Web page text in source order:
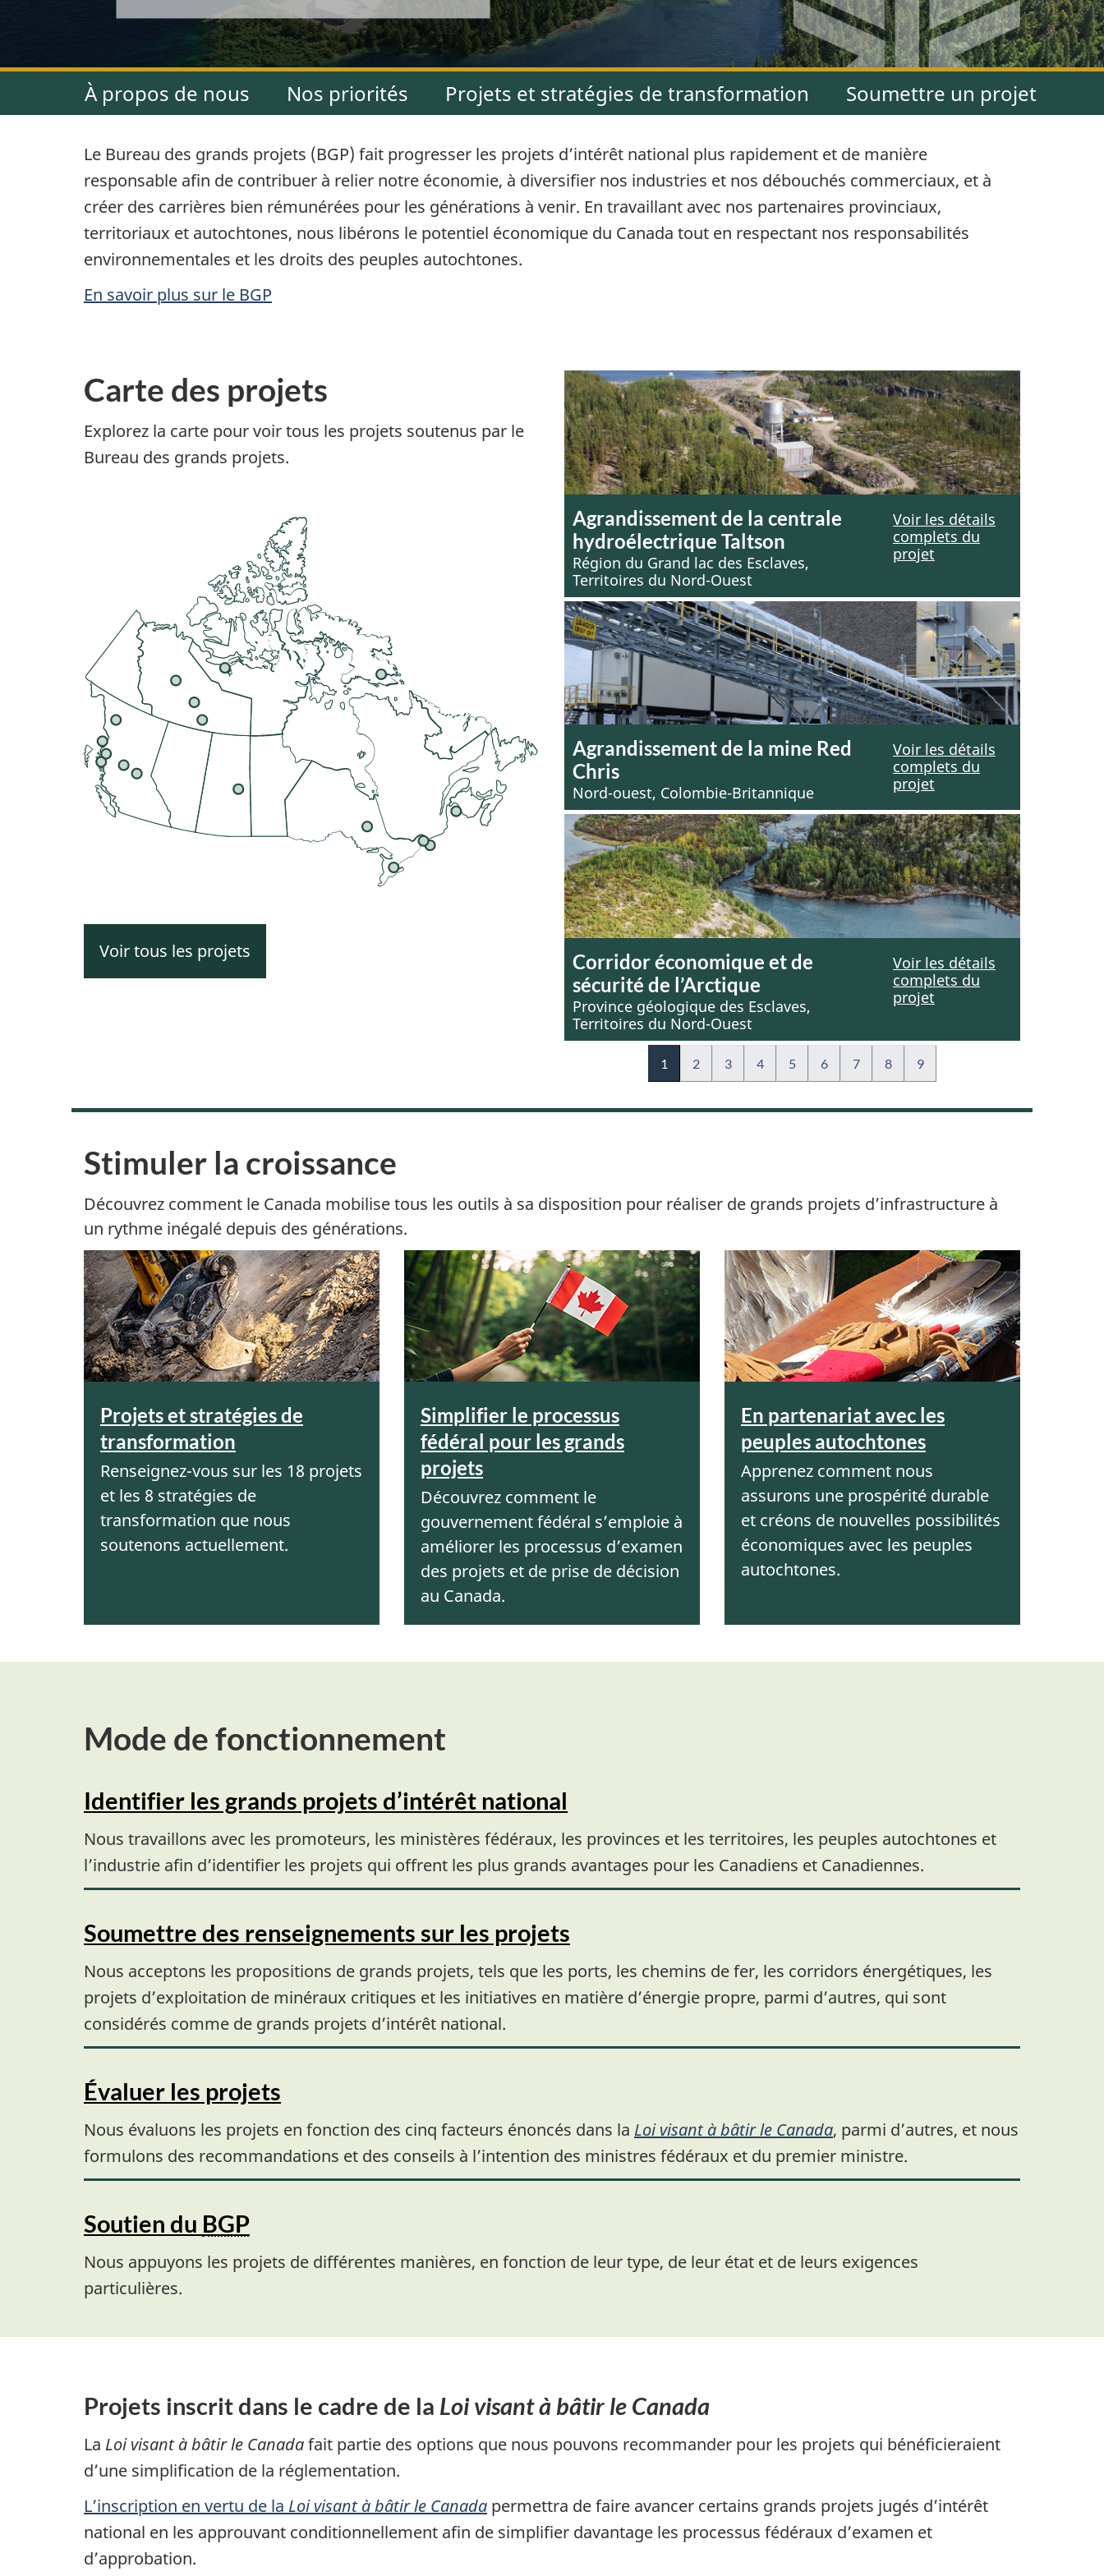
l
a
l
a
n
g
u
c
:
e
s
À propos de nous Nos priorités Projets et stratégies de transformation Soumettre un projet
Le Bureau des grands projets (BGP) fait progresser les projets d’intérêt national plus rapidement et de manière
responsable afin de contribuer à relier notre économie, à diversifier nos industries et nos débouchés commerciaux, et à
créer des carrières bien rémunérées pour les générations à venir. En travaillant avec nos partenaires provinciaux,
territoriaux et autochtones, nous libérons le potentiel économique du Canada tout en respectant nos responsabilités
environnementales et les droits des peuples autochtones.
En savoir plus sur le BGP
Carte des projets
Explorez la carte pour voir tous les projets soutenus par le
Bureau des grands projets.
Voir tous les projets
Agrandissement de la centrale
hydroélectrique Taltson
Région du Grand lac des Esclaves,
Territoires du Nord-Ouest
Voir les détails
complets du
projet
Agrandissement de la mine Red
Chris
Nord-ouest, Colombie-Britannique
Voir les détails
complets du
projet
Corridor économique et de
sécurité de l’Arctique
Province géologique des Esclaves,
Territoires du Nord-Ouest
Voir les détails
complets du
projet
1 2 3 4 5 6 7 8 9
Stimuler la croissance
Découvrez comment le Canada mobilise tous les outils à sa disposition pour réaliser de grands projets d’infrastructure à
un rythme inégalé depuis des générations.
Projets et stratégies de
transformation
Renseignez-vous sur les 18 projets
et les 8 stratégies de
transformation que nous
soutenons actuellement.
Simplifier le processus
fédéral pour les grands
projets
Découvrez comment le
gouvernement fédéral s’emploie à
améliorer les processus d’examen
des projets et de prise de décision
au Canada.
En partenariat avec les
peuples autochtones
Apprenez comment nous
assurons une prospérité durable
et créons de nouvelles possibilités
économiques avec les peuples
autochtones.
Mode de fonctionnement
Identifier les grands projets d’intérêt national
Nous travaillons avec les promoteurs, les ministères fédéraux, les provinces et les territoires, les peuples autochtones et
l’industrie afin d’identifier les projets qui offrent les plus grands avantages pour les Canadiens et Canadiennes.
Soumettre des renseignements sur les projets
Nous acceptons les propositions de grands projets, tels que les ports, les chemins de fer, les corridors énergétiques, les
projets d’exploitation de minéraux critiques et les initiatives en matière d’énergie propre, parmi d’autres, qui sont
considérés comme de grands projets d’intérêt national.
Évaluer les projets
Nous évaluons les projets en fonction des cinq facteurs énoncés dans la Loi visant à bâtir le Canada, parmi d’autres, et nous
formulons des recommandations et des conseils à l’intention des ministres fédéraux et du premier ministre.
Soutien du BGP
Nous appuyons les projets de différentes manières, en fonction de leur type, de leur état et de leurs exigences
particulières.
Projets inscrit dans le cadre de la Loi visant à bâtir le Canada
La Loi visant à bâtir le Canadafait partie des options que nous pouvons recommander pour les projets qui bénéficieraient
d’une simplification de la réglementation.
L’inscription en vertu de la Loi visant à bâtir le Canada permettra de faire avancer certains grands projets jugés d’intérêt
national en les approuvant conditionnellement afin de simplifier davantage les processus fédéraux d’examen et
d’approbation.